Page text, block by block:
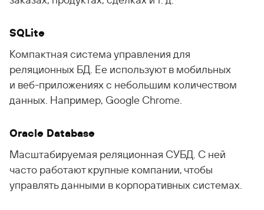
SQLite
Компактная система управления для
реляционных БД. Ее используют в мобильных
и веб-приложениях с небольшим количеством
данных. Например, Google Chrome.
Oracle Database
Масштабируемая реляционная СУБД. С ней
часто работают крупные компании, чтобы
управлять данными в корпоративных системах.